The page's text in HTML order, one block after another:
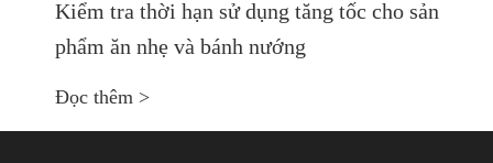
Kiểm tra thời hạn sử dụng tăng tốc cho sản
phẩm ăn nhẹ và bánh nướng
Đọc thêm >